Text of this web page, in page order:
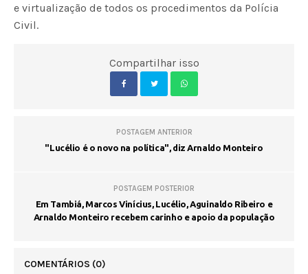
e virtualização de todos os procedimentos da Polícia
Civil.
Compartilhar isso
POSTAGEM ANTERIOR
"Lucélio é o novo na política", diz Arnaldo Monteiro
POSTAGEM POSTERIOR
Em Tambiá, Marcos Vinícius, Lucélio, Aguinaldo Ribeiro e
Arnaldo Monteiro recebem carinho e apoio da população
COMENTÁRIOS (0)